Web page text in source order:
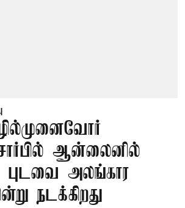
ஆன்லைனில்
அலங்கார
நடக்கிறது